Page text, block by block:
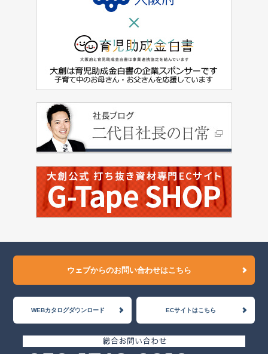
ウェブからのお問い合わせはこちら
WEBカタログダウンロード ECサイトはこちら